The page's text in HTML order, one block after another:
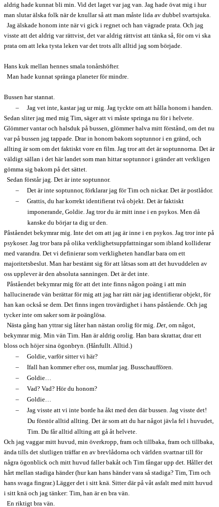
aldrig hade kunnat bli min. Vid det laget var jag van. Jag hade övat mig i hur
man slutar älska folk när de knullar så att man måste lida av dubbel svartsjuka.
Jag älskade honom inte när vi gick i regnet och han vägrade prata. Och jag
visste att det aldrig var rättvist, det var aldrig rättvist att tänka så, för om vi ska
prata om att leka tysta leken var det trots allt alltid jag som började.
Hans kuk mellan hennes smala tonårshöfter.
Man hade kunnat spränga planeter för mindre.
Bussen har stannat.
–
Jag vet inte, kastar jag ur mig. Jag tyckte om att hålla honom i handen.
Sedan sliter jag med mig Tim, säger att vi måste springa nu för i helvete.
Glömmer vantar och halsduk på bussen, glömmer halva mitt förstånd, om det nu
var på bussen jag tappade. Drar in honom bakom soptunnor i en gränd, och
allting är som om det faktiskt vore en film. Jag tror att det är soptunnorna. Det är
väldigt sällan i det här landet som man hittar soptunnor i gränder att verkligen
gömma sig bakom på det sättet.
Sedan förstår jag. Det är inte soptunnor.
–
Det är inte soptunnor, förklarar jag för Tim och nickar. Det är postlådor.
–
Grattis, du har korrekt identifierat två objekt. Det är faktiskt
imponerande, Goldie. Jag tror du är mitt inne i en psykos. Men då
kanske du börjar ta dig ur den.
Påståendet bekymrar mig. Inte det om att jag är inne i en psykos. Jag tror inte på
psykoser. Jag tror bara på olika verklighetsuppfattningar som ibland kolliderar
med varandra. Det vi definierar som verkligheten handlar bara om ett
majoritetsbeslut. Man har bestämt sig för att låtsas som att det huvuddelen av
oss upplever är den absoluta sanningen. Det är det inte.
Påståendet bekymrar mig för att det inte finns någon poäng i att min
hallucinerade vän berättar för mig att jag har rätt när jag identifierar objekt, för
han kan också se dem. Det finns ingen trovärdighet i hans påstående. Och jag
tycker inte om saker som är poänglösa.
Nästa gång han yttrar sig låter han nästan orolig för mig. Det, om något,
bekymrar mig. Min vän Tim. Han är aldrig orolig. Han bara skrattar, drar ett
bloss och höjer sina ögonbryn. (Hånfullt. Alltid.)
–
Goldie, varför sitter vi här?
–
Ifall han kommer efter oss, mumlar jag. Busschauffören.
–
Goldie…
–
Vad? Vad? Hör du honom?
–
Goldie…
–
Jag visste att vi inte borde ha åkt med den där bussen. Jag visste det!
Du förstör alltid allting. Det är som att du har något jävla fel i huvudet,
Tim. Du får alltid allting att gå åt helvete.
Och jag vaggar mitt huvud, min överkropp, fram och tillbaka, fram och tillbaka,
ända tills det slutligen träffar en av brevlådorna och världen svartnar till för
några ögonblick och mitt huvud faller bakåt och Tim fångar upp det. Håller det
hårt mellan stadiga händer (hur kan hans händer vara så stadiga? Tim, Tim och
hans svaga fingrar.) Lägger det i sitt knä. Sitter där på våt asfalt med mitt huvud
i sitt knä och jag tänker: Tim, han är en bra vän.
En riktigt bra vän.